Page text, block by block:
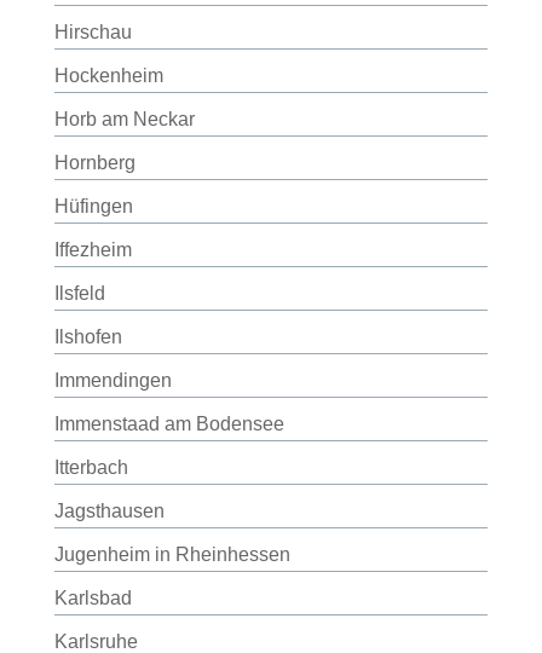
Hirschau
Hockenheim
Horb am Neckar
Hornberg
Hüfingen
Iffezheim
Ilsfeld
Ilshofen
Immendingen
Immenstaad am Bodensee
Itterbach
Jagsthausen
Jugenheim in Rheinhessen
Karlsbad
Karlsruhe